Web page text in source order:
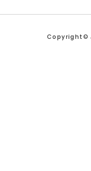
Copyright©